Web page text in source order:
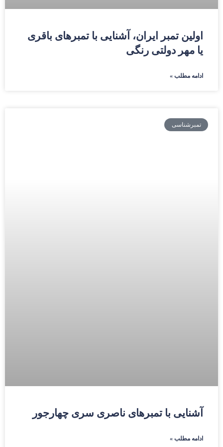
اولین تمبر ایران، آشنایی با تمبرهای باقری
یا مهر دولتی رنگی
ادامه مطلب »
تمبرشناسی
آشنایی با تمبرهای ناصری سری چهارجور
ادامه مطلب »